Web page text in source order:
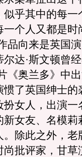
乎其中的每一
个人又都是时
品向来是英国
达·斯文顿曾
《奥兰多》中
了英国绅士的
女人，出演一
女友、名模莉
除此之外，老
尚批评家，甘草